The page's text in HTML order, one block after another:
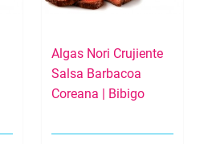
Algas Nori Crujiente
Salsa Barbacoa
Coreana | Bibigo